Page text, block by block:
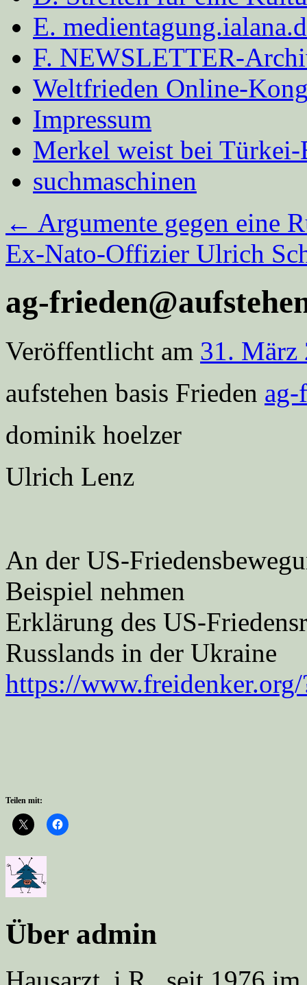
E.
F. NEWSLETTER-
Weltfrieden Online-
Impressum
Merkel weist bei
suchmaschinen
← Argumente gegen eine
Ex-Nato-Offizier Ulrich
ag-
Veröffentlicht am 31. März
aufstehen basis Frieden ag-
dominik hoelzer
Ulrich Lenz
An der US-
Beispiel nehmen
Erklärung des US-
Russlands in der Ukraine
https://
Teilen mit:
Über admin